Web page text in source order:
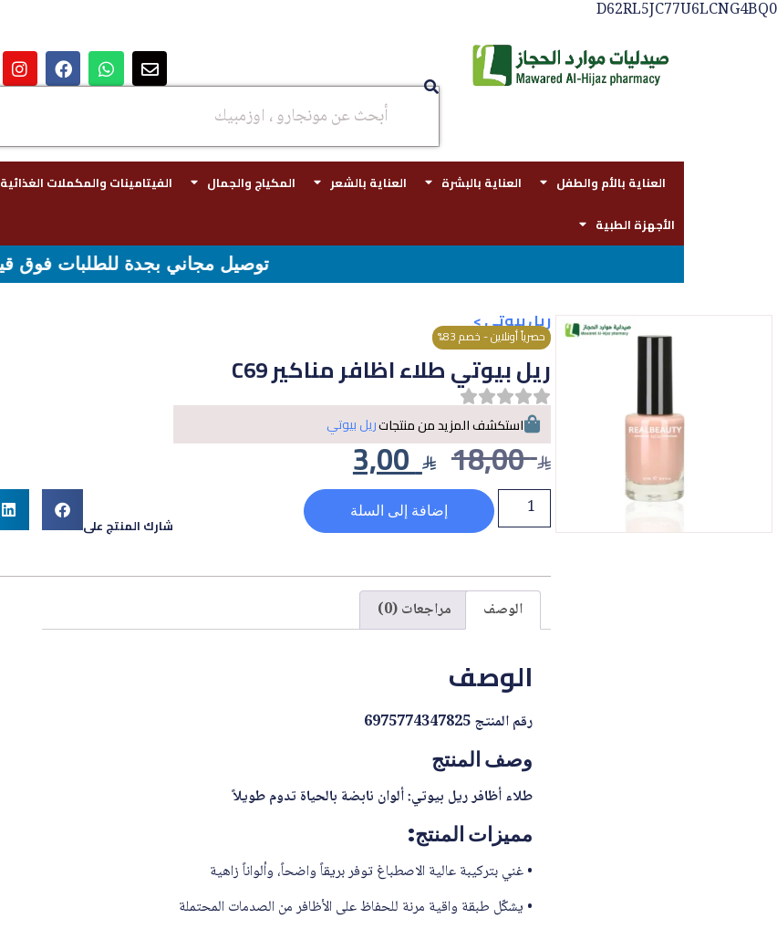
D62RL5JC77U6LCNG4BQ0
العناية بالأم والطفل العناية بالبشرة العناية بالشعر المكياج والجمال الفيتامينات والمكملات الغذائية
الأجهزة الطبية
توصيل مجاني بجدة للطلبات فوق قيمه ال ١٠٠ ريال - شحن مجاني لقيمه اكثر من ٢٩٩ ريال
ريل بيوتي>
حصرياً أونلاين - خصم 83%
ريل بيوتي طلاء اظافر مناكير C69
استكشف المزيد من منتجاتريل بيوتي
18,00
3,00
إضافة إلى السلة
شارك المنتج على
الوصف مراجعات (0)
الوصف
رقم المنتج 6975774347825
وصف المنتج
طلاء أظافر ريل بيوتي: ألوان نابضة بالحياة تدوم طويلاً
مميزات المنتج:
• غني بتركيبة عالية الاصطباغ توفر بريقاً واضحاً، وألواناً زاهية
• يشكّل طبقة واقية مرنة للحفاظ على الأظافر من الصدمات المحتملة